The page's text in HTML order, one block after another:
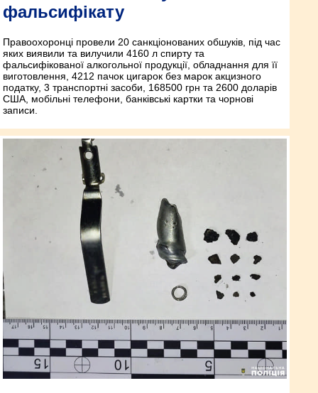
фальсифікату
Правоохоронці провели 20 санкціонованих обшуків, під час
яких виявили та вилучили 4160 л спирту та
фальсифікованої алкогольної продукції, обладнання для її
виготовлення, 4212 пачок цигарок без марок акцизного
податку, 3 транспортні засоби, 168500 грн та 2600 доларів
США, мобільні телефони, банківські картки та чорнові
записи.